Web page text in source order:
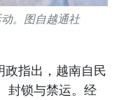
。图自越通社
指出，越南自民
封锁与禁运。经